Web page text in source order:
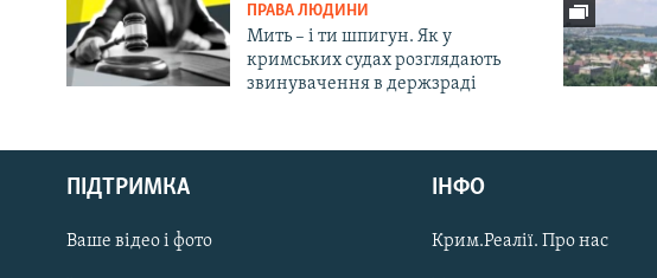
Русский
Qırımtatar
ДОЛУЧАЙСЯ!
ПРАВА ЛЮДИНИ
Мить – і ти шпигун. Як у
кримських судах розглядають
звинувачення в держзраді
ПІДТРИМКА
Ваше відео і фото
ІНФО
Крим.Реалії. Про нас